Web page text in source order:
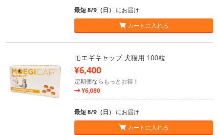
最短 8/9（日） にお届け
カートに入れる
モエギキャップ 犬猫用 100粒
¥6,400
定期便ならもっとお得！
¥6,080
最短 8/9（日） にお届け
カートに入れる